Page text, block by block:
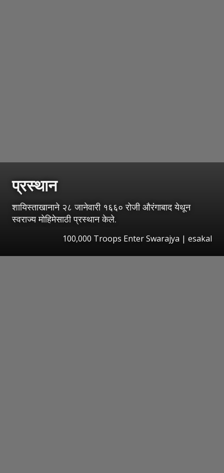
प्रस्थान
शायिस्ताखानाने २८ जानेवारी १६६० रोजी औरंगाबाद येथून
स्वराज्य मोहिमेसाठी प्रस्थान केले.
100,000 Troops Enter Swarajya | esakal